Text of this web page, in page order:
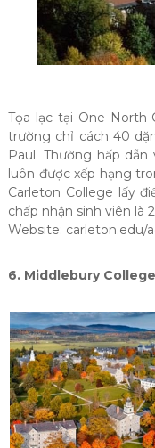
Tọa lạc tại One North
trường chỉ cách 40
Paul. Thường hấp
luôn được xếp hạng
Carleton College lấy
chấp nhận sinh viên là
Website: carleton.edu/
6. Middlebury College